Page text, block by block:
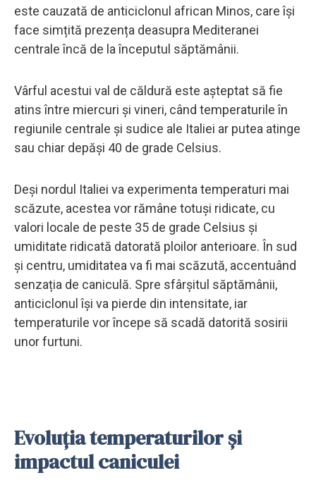
este cauzată de anticiclonul african Minos, care își
face simțită prezența deasupra Mediteranei
centrale încă de la începutul săptămânii.
Vârful acestui val de căldură este așteptat să fie
atins între miercuri și vineri, când temperaturile în
regiunile centrale și sudice ale Italiei ar putea atinge
sau chiar depăși 40 de grade Celsius.
Deși nordul Italiei va experimenta temperaturi mai
scăzute, acestea vor rămâne totuși ridicate, cu
valori locale de peste 35 de grade Celsius și
umiditate ridicată datorată ploilor anterioare. În sud
și centru, umiditatea va fi mai scăzută, accentuând
senzația de caniculă. Spre sfârșitul săptămânii,
anticiclonul își va pierde din intensitate, iar
temperaturile vor începe să scadă datorită sosirii
unor furtuni.
Evoluția temperaturilor și
impactul caniculei